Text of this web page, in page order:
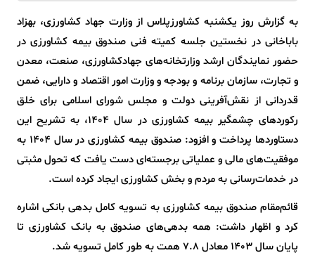
به گزارش روز یکشنبه کشاورزپلاس از وزارت جهاد کشاورزی، بهزاد
باباخانی در نخستین جلسه کمیته فنی صندوق بیمه کشاورزی در
حضور نمایندگان ارشد وزارتخانه‌های جهادکشاورزی، صنعت، معدن
و تجارت، سازمان برنامه و بودجه و وزارت امور اقتصاد و دارایی، ضمن
قدردانی از نقش‌آفرینی دولت و مجلس شورای اسلامی برای خلق
رکوردهای چشمگیر بیمه کشاورزی در سال ۱۴۰۴، به تشریح این
دستاوردها پرداخت و افزود: صندوق بیمه کشاورزی در سال ۱۴۰۴ به
موفقیت‌های مالی و عملیاتی برجسته‌ای دست یافت که تحول مثبتی
در خدمات‌رسانی به مردم و بخش کشاورزی ایجاد کرده است.
قائم‌مقام صندوق بیمه کشاورزی به تسویه کامل بدهی بانکی اشاره
کرد و اظهار داشت: همه بدهی‌های صندوق به بانک کشاورزی تا
پایان سال ۱۴۰۳ معادل ۷.۸ همت به طور کامل تسویه شد.